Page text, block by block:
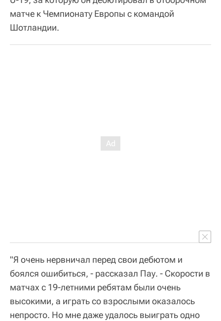
матче к Чемпионату Европы с командой
Шотландии.
"Я очень нервничал перед свои дебютом и
боялся ошибиться, - рассказал Пау. - Скорости в
матчах с 19-летними ребятам были очень
высокими, а играть со взрослыми оказалось
непросто. Но мне даже удалось выиграть одно